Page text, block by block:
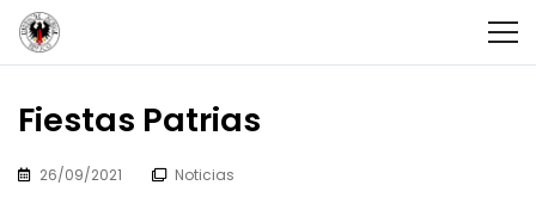
Fiestas Patrias
26/09/2021 Noticias